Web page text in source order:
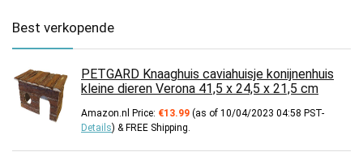
Best verkopende
PETGARD Knaaghuis caviahuisje konijnenhuis
kleine dieren Verona 41,5 x 24,5 x 21,5 cm
Amazon.nl Price: €13.99 (as of 10/04/2023 04:58 PST-
Details) & FREE Shipping